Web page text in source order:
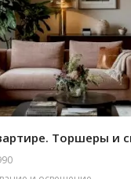
Торшеры и